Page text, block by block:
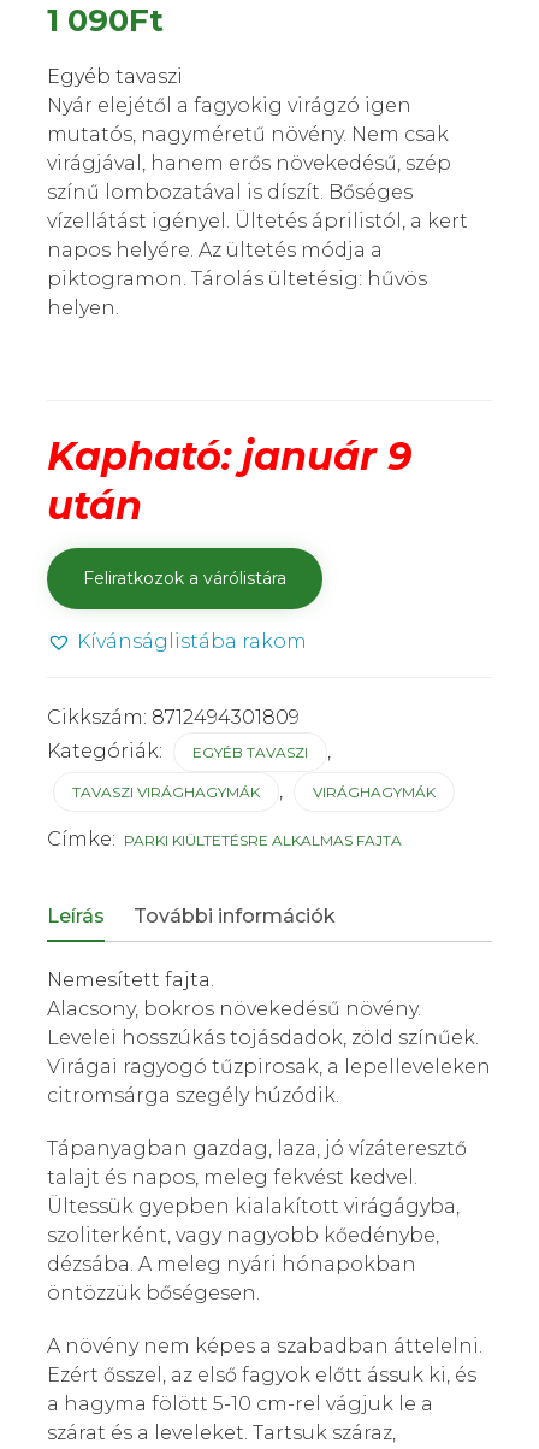
1 090Ft
Egyéb tavaszi
Nyár elejétől a fagyokig virágzó igen
mutatós, nagyméretű növény. Nem csak
virágjával, hanem erős növekedésű, szép
színű lombozatával is díszít. Bőséges
vízellátást igényel. Ültetés áprilistól, a kert
napos helyére. Az ültetés módja a
piktogramon. Tárolás ültetésig: hűvös
helyen.
Kapható: január 9
után
Kívánságlistába rakom
Cikkszám: 8712494301809
Kategóriák:
EGYÉB TAVASZI ,
TAVASZI VIRÁGHAGYMÁK , VIRÁGHAGYMÁK
Címke: PARKI KIÜLTETÉSRE ALKALMAS FAJTA
Leírás További információk
Nemesített fajta.
Alacsony, bokros növekedésű növény.
Levelei hosszúkás tojásdadok, zöld színűek.
Virágai ragyogó tűzpirosak, a lepelleveleken
citromsárga szegély húzódik.
Tápanyagban gazdag, laza, jó vízáteresztő
talajt és napos, meleg fekvést kedvel.
Ültessük gyepben kialakított virágágyba,
szoliterként, vagy nagyobb kőedénybe,
dézsába. A meleg nyári hónapokban
öntözzük bőségesen.
A növény nem képes a szabadban áttelelni.
Ezért ősszel, az első fagyok előtt ássuk ki, és
a hagyma fölött 5-10 cm-rel vágjuk le a
szárat és a leveleket. Tartsuk száraz,